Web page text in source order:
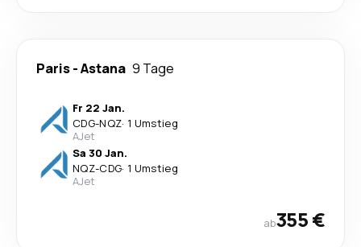
Paris-Astana 9 Tage
Fr 22 Jan.
CDG-NQZ· 1 Umstieg
AJet
Sa 30 Jan.
NQZ-CDG· 1 Umstieg
AJet
ab355 €